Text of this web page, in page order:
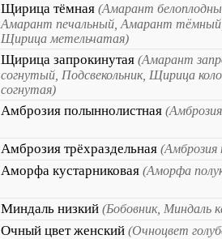
Щирица тёмная (Амарант
Амарант печальный, Амарант
Щирица метельчатая)
Щирица запрокинутая (Амарант
согнутый, Подсвекольник, Щирица
согнутая)
Амброзия полыннолистная
Амброзия трёхраздельная (Амброзия
Аморфа кустарниковая (Аморфа
Миндаль низкий (Бобовник, Миндаль
Очный цвет женский (Очноцвет